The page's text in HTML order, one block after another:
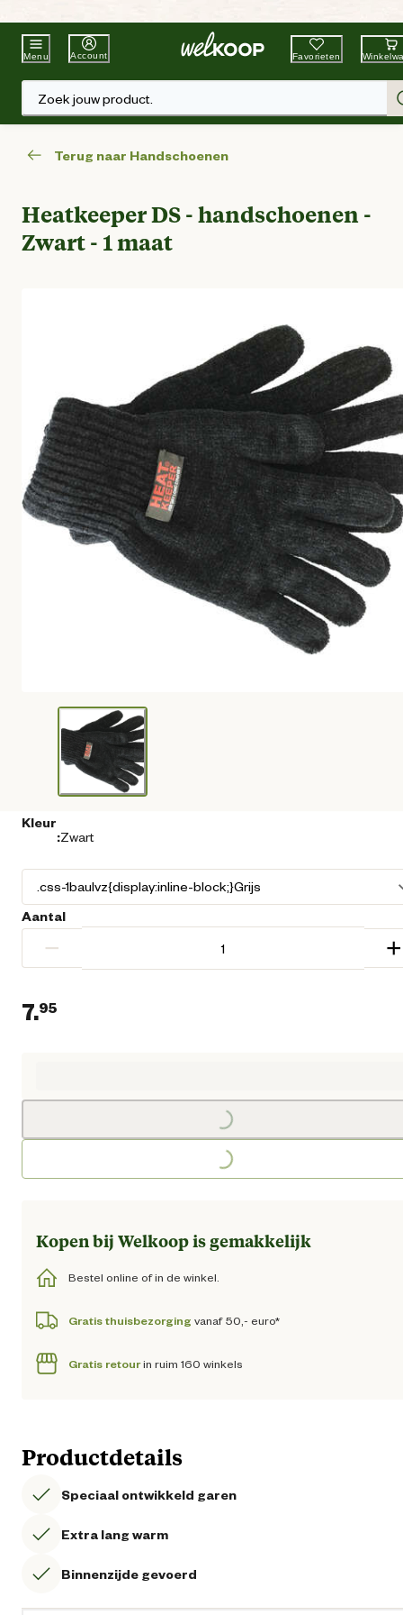
Beste WinkelketenTuin & Dier
Menu Account Favorieten
Zoek jouw product.
Terug naar Handschoenen
Heatkeeper DS - handschoenen -
Zwart - 1 maat
Kleur
:Zwart
Aantal
− +
7.95
Loading...
Loading...
Kopen bij Welkoop is gemakkelijk
Bestel online of in de winkel.
Gratis thuisbezorging vanaf 50,- euro*
Gratis retourin ruim 160 winkels
Productdetails
Speciaal ontwikkeld garen
Extra lang warm
Binnenzijde gevoerd